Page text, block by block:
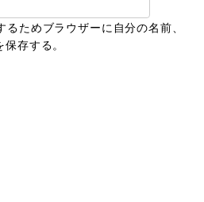
ためブラウザーに自分の名前、
存する。